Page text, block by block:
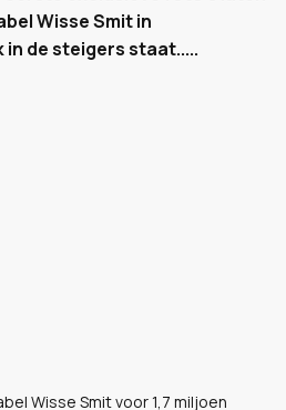
Wisse Smit in
de steigers staat.....
Wisse Smit voor 1,7 miljoen